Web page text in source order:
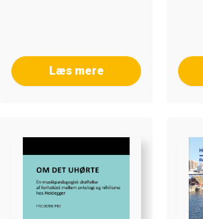
Læs mere